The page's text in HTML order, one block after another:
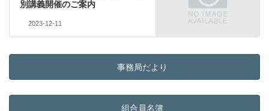
別講義開催のご案内
2023-12-11
事務局だより
組合員名簿